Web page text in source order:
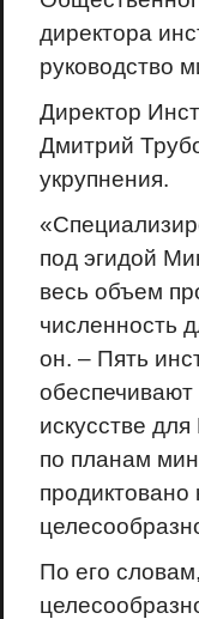
директора
руководство
Директор
Дмитрий
укрупнения.
под эгидой
весь объем
численность
он. – Пять
обеспечивают
искусстве
по планам
продиктовано
По его